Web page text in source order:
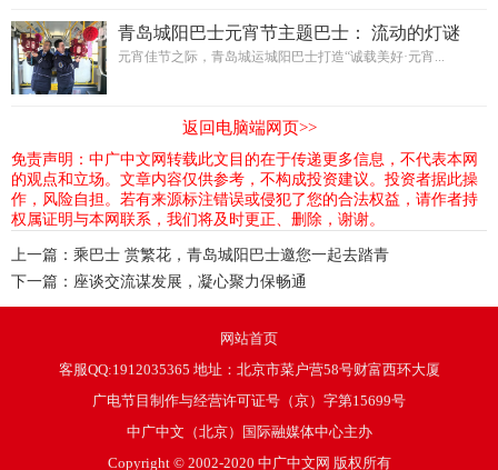
青岛城阳巴士元宵节主题巴士： 流动的灯谜
会，传承的团圆情
元宵佳节之际，青岛城运城阳巴士打造“诚载美好·元宵...
返回电脑端网页>>
免责声明：中广中文网转载此文目的在于传递更多信息，不代表本网
的观点和立场。文章内容仅供参考，不构成投资建议。投资者据此操
作，风险自担。若有来源标注错误或侵犯了您的合法权益，请作者持
权属证明与本网联系，我们将及时更正、删除，谢谢。
上一篇： 乘巴士 赏繁花，青岛城阳巴士邀您一起去踏青
下一篇： 座谈交流谋发展，凝心聚力保畅通
网站首页
客服QQ:1912035365 地址：北京市菜户营58号财富西环大厦
广电节目制作与经营许可证号（京）字第15699号
中广中文（北京）国际融媒体中心主办
Copyright © 2002-2020 中广中文网 版权所有